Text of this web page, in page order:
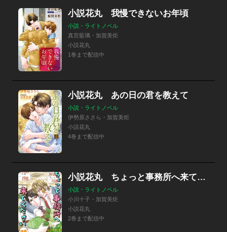
小説花丸 我慢できないお年頃
小説・ライトノベル
真宮藍璃・加賀美炬
小説花丸
1巻まで配信中
小説花丸 あの日の君を教えて
小説・ライトノベル
伊勢原ささら・加賀美炬
小説花丸
4巻まで配信中
小説花丸 ちょっと事務所へ来てください
小説・ライトノベル
小川十子・加賀美炬
小説花丸
2巻まで配信中